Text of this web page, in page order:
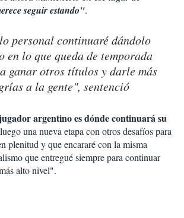
seguir estando".
personal continuaré dándolo
en lo que queda de temporada
ganar otros títulos y darle más
a la gente", sentenció
argentino es dónde continuará su
una nueva etapa con otros desafíos para
plenitud y que encararé con la misma
que entregué siempre para continuar
alto nivel".